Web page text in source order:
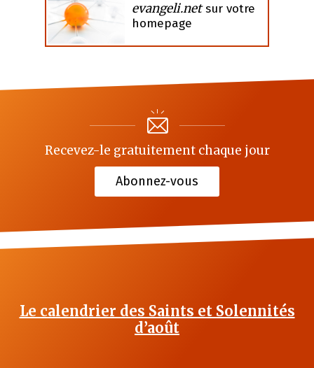
evangeli.netsur votre
homepage
Recevez-le gratuitement chaque jour
Abonnez-vous
Le calendrier des Saints et Solennités
d’août